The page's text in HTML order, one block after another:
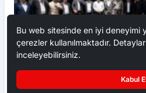
Ankara Ziraat Odaları; hububat
Bu web sitesinde en iyi deneyimi
çerezler kullanılmaktadır.
inceleyebilirsiniz.
Kabul